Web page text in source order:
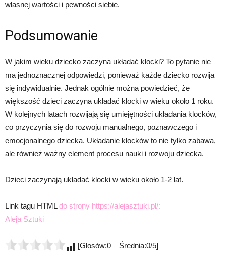
własnej wartości i pewności siebie.
Podsumowanie
W jakim wieku dziecko zaczyna układać klocki? To pytanie nie
ma jednoznacznej odpowiedzi, ponieważ każde dziecko rozwija
się indywidualnie. Jednak ogólnie można powiedzieć, że
większość dzieci zaczyna układać klocki w wieku około 1 roku.
W kolejnych latach rozwijają się umiejętności układania klocków,
co przyczynia się do rozwoju manualnego, poznawczego i
emocjonalnego dziecka. Układanie klocków to nie tylko zabawa,
ale również ważny element procesu nauki i rozwoju dziecka.
Dzieci zaczynają układać klocki w wieku około 1-2 lat.
Link tagu HTMLdo strony https://alejasztuki.pl/:
Aleja Sztuki
[Głosów:0 Średnia:0/5]